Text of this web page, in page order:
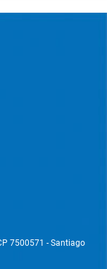
7500571 - Santiago